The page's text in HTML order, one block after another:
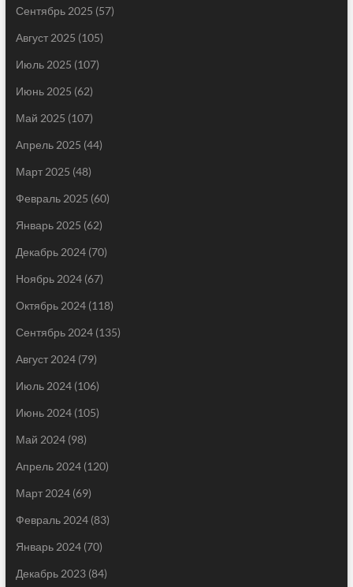
Сентябрь 2025 (57)
Август 2025 (105)
Июль 2025 (107)
Июнь 2025 (62)
Май 2025 (107)
Апрель 2025 (44)
Март 2025 (48)
Февраль 2025 (60)
Январь 2025 (62)
Декабрь 2024(70)
Ноябрь 2024(67)
Октябрь 2024(118)
Сентябрь 2024(135)
Август 2024(79)
Июль 2024(106)
Июнь 2024(105)
Май 2024(98)
Апрель 2024(120)
Март 2024(69)
Февраль 2024(83)
Январь 2024(70)
Декабрь 2023(84)